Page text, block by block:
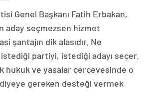
Genel Başkanı Fatih Erbakan,
aday seçmezsen hizmet
şantajın dik alasıdır. Ne
partiyi, istediği adayı seçer.
hukuk ve yasalar çerçevesinde o
gereken desteği vermek